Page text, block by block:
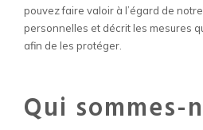
pouvez faire valoir à l’égard de
personnelles et décrit les mesures
afin de les protéger.
Qui sommes-